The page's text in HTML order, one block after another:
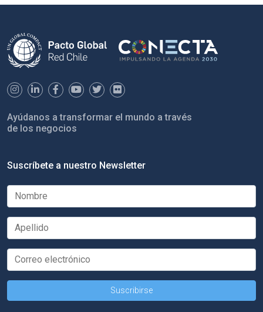
Ayúdanos a transformar el mundo a través
de los negocios
Suscríbete a nuestro Newsletter